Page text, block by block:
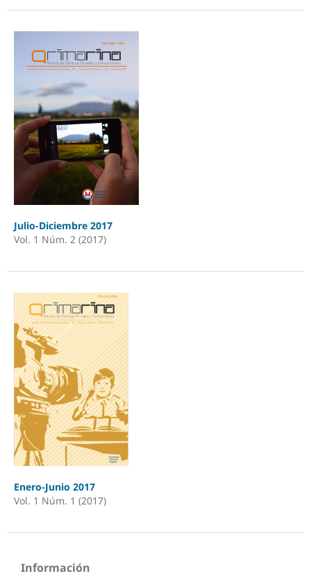
Julio-Diciembre 2017
Vol. 1 Núm. 2 (2017)
Enero-Junio 2017
Vol. 1 Núm. 1 (2017)
Información